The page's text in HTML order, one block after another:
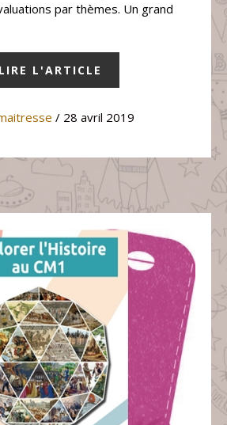
par thèmes. Un grand
LIRE L'ARTICLE
/ 28 avril 2019